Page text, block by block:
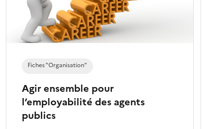
Agir ensemble pour
l’employabilité des agents
publics
Fiches "Organisation"